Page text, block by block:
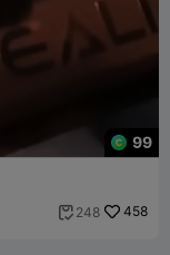
99
 248 458